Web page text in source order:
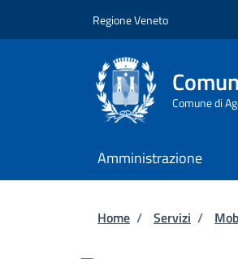
Regione Veneto
Comune di
Amministrazione
Briciole
Home / Servizi /